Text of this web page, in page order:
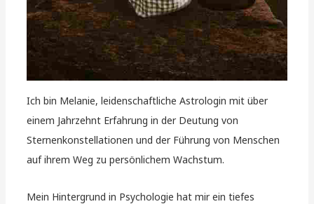
Ich bin Melanie, leidenschaftliche Astrologin mit über
einem Jahrzehnt Erfahrung in der Deutung von
Sternenkonstellationen und der Führung von Menschen
auf ihrem Weg zu persönlichem Wachstum.
Mein Hintergrund in Psychologie hat mir ein tiefes